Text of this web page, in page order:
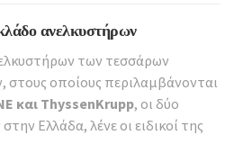
ανελκυστήρων
των τεσσάρων
οποίους περιλαμβάνονται
και ThyssenKrupp, οι δύο
Ελλάδα, λένε οι ειδικοί της